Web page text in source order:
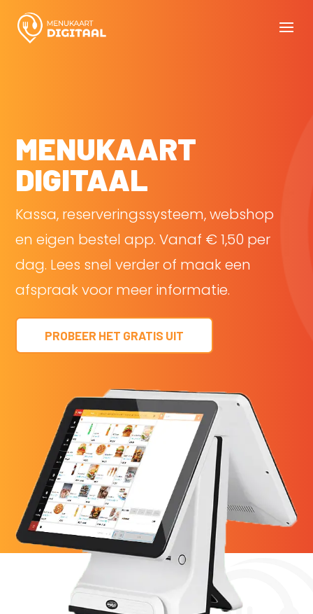
MENUKAART
DIGITAAL
Kassa, reserveringssysteem, webshop
en eigen bestel app. Vanaf € 1,50 per
dag. Lees snel verder of maak een
afspraak voor meer informatie.
PROBEER HET GRATIS UIT